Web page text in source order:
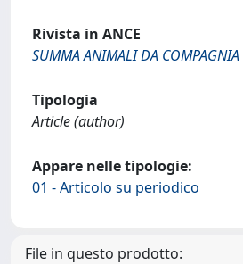
Rivista in ANCE
SUMMA ANIMALI DA COMPAGNIA
Tipologia
Article (author)
Appare nelle tipologie:
01 - Articolo su periodico
File in questo prodotto: